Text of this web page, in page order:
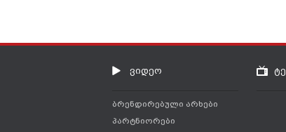
ვიდეო
ბრენდირებული არხები
პარტნიორები